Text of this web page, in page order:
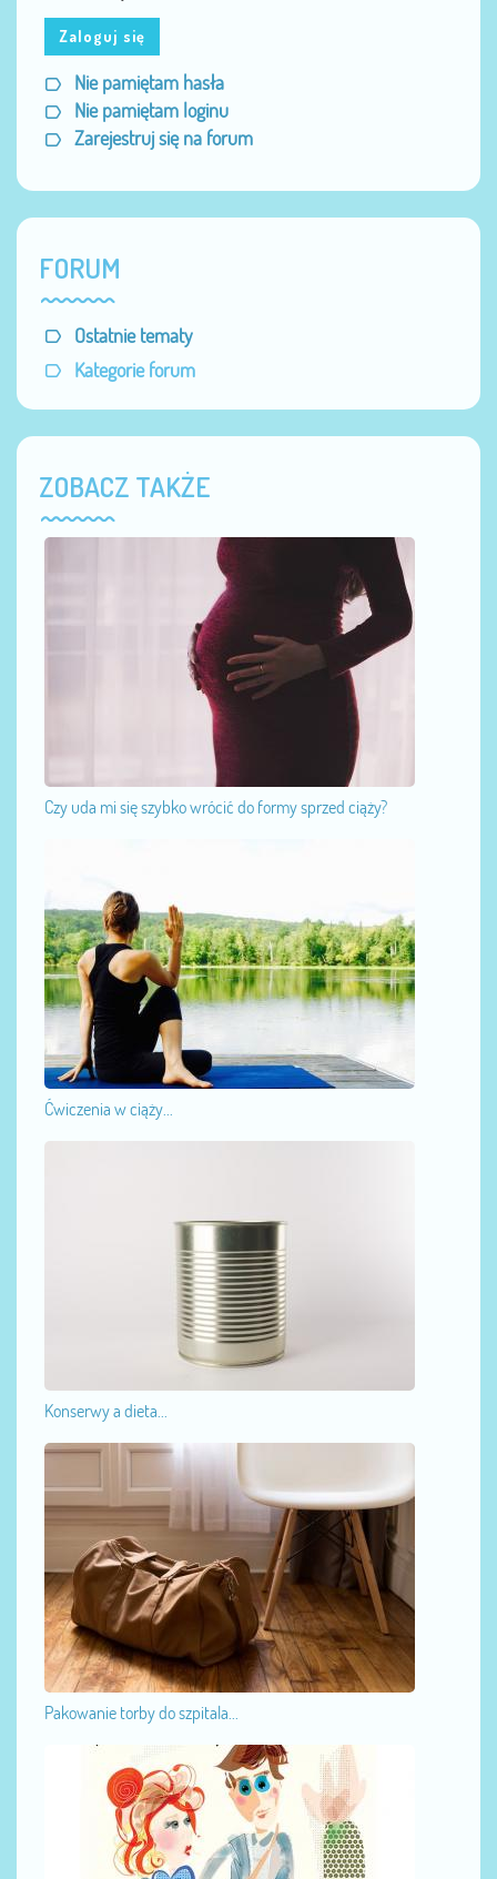
Zaloguj się
Nie pamiętam hasła
Nie pamiętam loginu
Zarejestruj się na forum
FORUM
Ostatnie tematy
Kategorie forum
ZOBACZ TAKŻE
Czy uda mi się szybko wrócić do formy sprzed ciąży?
Ćwiczenia w ciąży...
Konserwy a dieta...
Pakowanie torby do szpitala...